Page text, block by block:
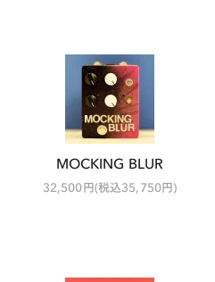
MOCKING BLUR
32,500円(税込35,750円)